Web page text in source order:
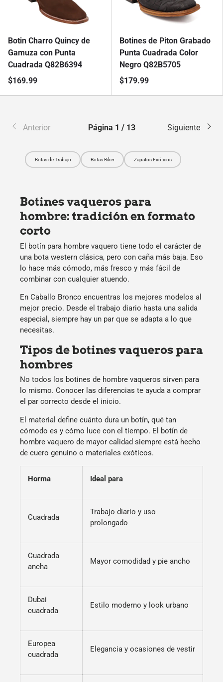
Botin Charro Quincy de
Gamuza con Punta
Cuadrada Q82B6394
$169.99
Botines de Piton Grabado
Punta Cuadrada Color
Negro Q82B5705
$179.99
Anterior Página 1 / 13 Siguiente
Botas de Trabajo Botas Biker Zapatos Exóticos
Botines vaqueros para
hombre: tradición en formato
corto
El botín para hombre vaquero tiene todo el carácter de
una bota western clásica, pero con caña más baja. Eso
lo hace más cómodo, más fresco y más fácil de
combinar con cualquier atuendo.
En Caballo Bronco encuentras los mejores modelos al
mejor precio. Desde el trabajo diario hasta una salida
especial, siempre hay un par que se adapta a lo que
necesitas.
Tipos de botines vaqueros para
hombres
No todos los botines de hombre vaqueros sirven para
lo mismo. Conocer las diferencias te ayuda a comprar
el par correcto desde el inicio.
El material define cuánto dura un botín, qué tan
cómodo es y cómo luce con el tiempo. El
botín de
hombre vaquero de mayor calidad siempre está hecho
de cuero genuino o materiales exóticos.
Horma Ideal para
Cuadrada
Trabajo diario y uso
prolongado
Cuadrada
ancha
Mayor comodidad y pie ancho
Dubai
cuadrada
Estilo moderno y look urbano
Europea
cuadrada
Elegancia y ocasiones de vestir